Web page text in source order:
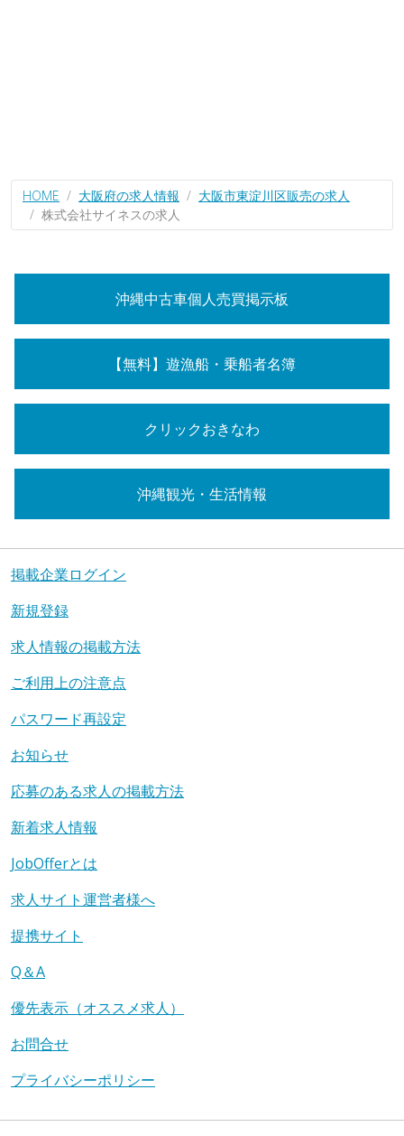
HOME 大阪府の求人情報
大阪市東淀川区販売の求人
株式会社サイネスの求人
沖縄中古車個人売買掲示板
【無料】遊漁船・乗船者名簿
クリックおきなわ
沖縄観光・生活情報
掲載企業ログイン
新規登録
求人情報の掲載方法
ご利用上の注意点
パスワード再設定
お知らせ
応募のある求人の掲載方法
新着求人情報
JobOfferとは
求人サイト運営者様へ
提携サイト
Q＆A
優先表示（オススメ求人）
お問合せ
プライバシーポリシー